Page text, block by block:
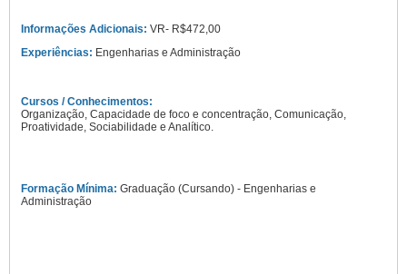
Informações Adicionais: VR- R$472,00
Experiências: Engenharias e Administração
Cursos / Conhecimentos:
Organização, Capacidade de foco e concentração, Comunicação,
Proatividade, Sociabilidade e Analítico.
Formação Mínima: Graduação (Cursando) - Engenharias e
Administração